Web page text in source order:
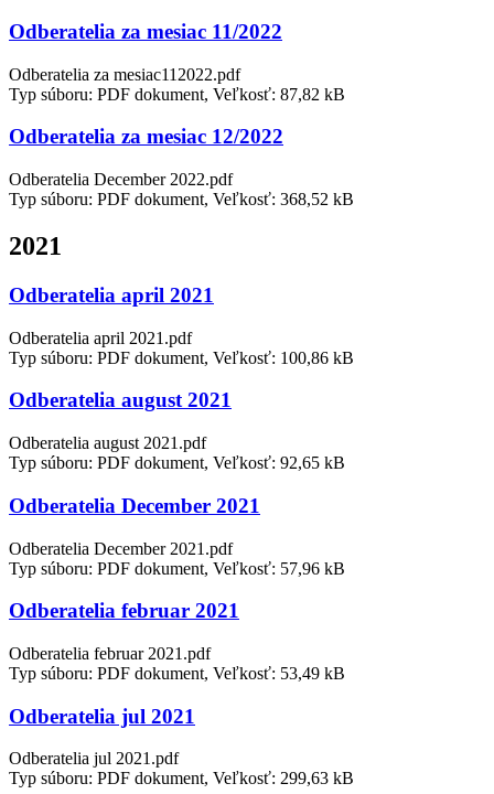
Odberatelia za mesiac 11/2022
Odberatelia za mesiac112022.pdf
Typ súboru: PDF dokument, Veľkosť: 87,82 kB
Odberatelia za mesiac 12/2022
Odberatelia December 2022.pdf
Typ súboru: PDF dokument, Veľkosť: 368,52 kB
2021
Odberatelia april 2021
Odberatelia april 2021.pdf
Typ súboru: PDF dokument, Veľkosť: 100,86 kB
Odberatelia august 2021
Odberatelia august 2021.pdf
Typ súboru: PDF dokument, Veľkosť: 92,65 kB
Odberatelia December 2021
Odberatelia December 2021.pdf
Typ súboru: PDF dokument, Veľkosť: 57,96 kB
Odberatelia februar 2021
Odberatelia februar 2021.pdf
Typ súboru: PDF dokument, Veľkosť: 53,49 kB
Odberatelia jul 2021
Odberatelia jul 2021.pdf
Typ súboru: PDF dokument, Veľkosť: 299,63 kB